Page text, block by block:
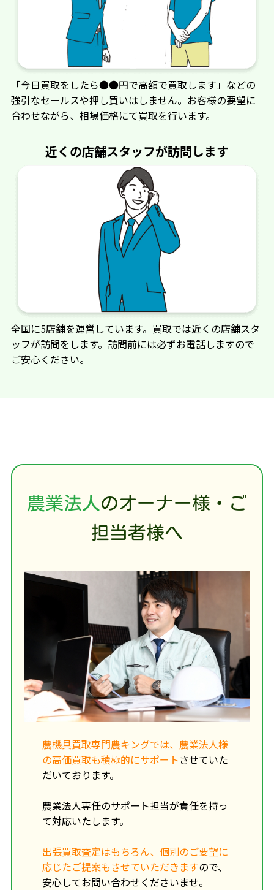
古田電機 文明農機
北海農機 マキロン
丸久製作所
マルナカ
三菱電機冷熱応用
システム株式会社
エルタ
ミヤタ電機設計 ミツワ
山口金属
「今日買取をしたら●●円で高額で買取します」などの
強引なセールスや押し買いはしません。お客様の要望に
合わせながら、相場価格にて買取を行います。
近くの店舗スタッフが訪問します
全国に5店舗を運営しています。買取では近くの店舗スタ
ッフが訪問をします。訪問前には必ずお電話しますので
ご安心ください。
農業法人のオーナー様・ご
担当者様へ
農機具買取専門農キングでは、農業法人様
の高価買取も積極的にサポートさせていた
だいております。
農業法人専任のサポート担当が責任を持っ
て対応いたします。
出張買取査定はもちろん、個別のご要望に
応じたご提案もさせていただきますので、
安心してお問い合わせくださいませ。